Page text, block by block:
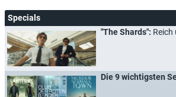
Specials
"The Shards":
Die 9 wichtigsten